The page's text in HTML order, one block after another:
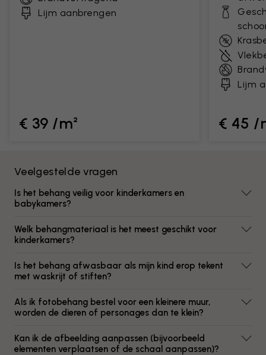
Lijm aanbrengen
€ 39 /m²
Lijm
€ 45 /
Veelgestelde vragen
Is het behang veilig voor kinderkamers en
babykamers?
Welk behangmateriaal is het meest geschikt voor
kinderkamers?
Is het behang afwasbaar als mijn kind erop tekent
met waskrijt of stiften?
Als ik fotobehang bestel voor een kleinere muur,
worden de dieren of personages dan te klein?
Kan ik de afbeelding aanpassen (bijvoorbeeld
elementen verplaatsen of de schaal aanpassen)?